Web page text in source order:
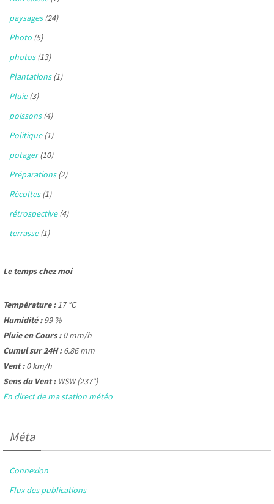
paysages(24)
Photo (5)
photos(13)
Plantations(1)
Pluie(3)
poissons(4)
Politique(1)
potager(10)
Préparations(2)
Récoltes(1)
rétrospective(4)
terrasse(1)
Le temps chez moi
Température :17 °C
Humidité :99 %
Pluie en Cours :0 mm/h
Cumul sur 24H :6.86 mm
Vent :0 km/h
Sens du Vent :WSW (237°)
En direct de ma station météo
Méta
Connexion
Flux des publications